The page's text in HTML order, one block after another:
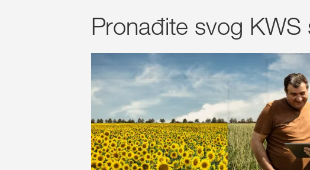
Pronađite svog